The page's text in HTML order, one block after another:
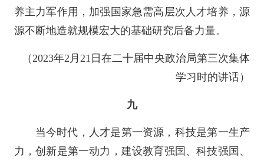
养主力军作用，加强国家急需高层次人才培养，源
源不断地造就规模宏大的基础研究后备力量。
（2023年2月21日在二十届中央政治局第三次集体
学习时的讲话）
九
当今时代，人才是第一资源，科技是第一生产
力，创新是第一动力，建设教育强国、科技强国、